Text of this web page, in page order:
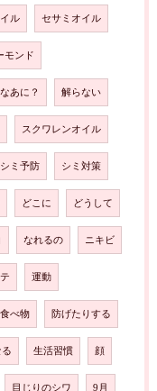
ル セサミオイル
モンド
あに？ 解らない
スクワレンオイル
シミ予防 シミ対策
どこに どうして
なれるの ニキビ
運動
食べ物 防げたりする
生活習慣 顔
目じりのシワ 9月